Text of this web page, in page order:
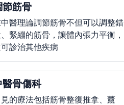
節筋骨
醫理論調節筋骨不但可以調整錯
緊繃的筋骨，讓體內張力平衡，
診治其他疾病
醫骨傷科
的療法包括筋骨整復推拿、薰